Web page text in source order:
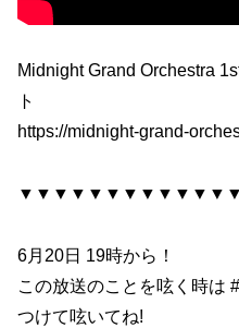
Midnight Grand Orchestra
ト
https://midnight-grand-
6月20日 19時から！
この放送のことを呟く時は
つけて呟いてね!